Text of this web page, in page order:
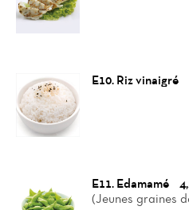
E10. Riz vinaigré
E11. Edamamé
(Jeunes graines